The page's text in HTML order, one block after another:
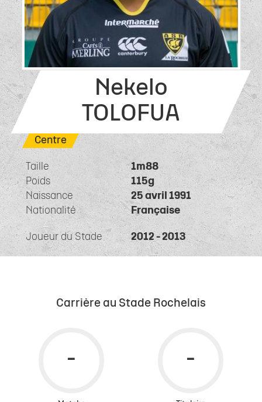
Nekelo
TOLOFUA
Centre
Taille
1m88
Poids
115g
Naissance
25 avril 1991
Nationalité
Française
Joueur du Stade 2012 - 2013
Carrière au Stade Rochelais